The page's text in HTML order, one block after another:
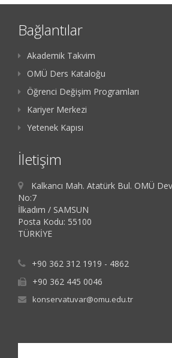
Bağlantılar
Akademik Takvim
OMÜ Ders Kataloğu
Öğrenci Değişim Programları
Kariyer Merkezi
Yetenek Kapısı
İletişim
Kalkancı Mah. Atatürk Bul. OMÜ
No:7
İlkadım / SAMSUN
Posta Kodu: 55100
TÜRKİYE
+90 362 312 1919 - 4862
+90 362 445 0046
konservatuvar@omu.edu.tr